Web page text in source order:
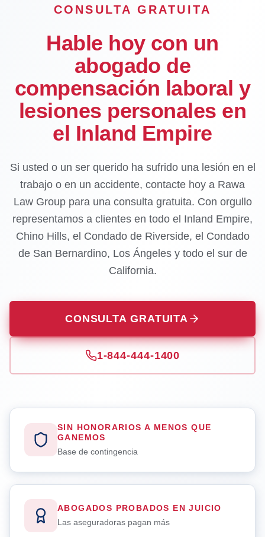
CONSULTA GRATUITA
Hable hoy con un
abogado de
compensación laboral y
lesiones personales en
el Inland Empire
Si usted o un ser querido ha sufrido una lesión en el
trabajo o en un accidente, contacte hoy a Rawa
Law Group para una consulta gratuita. Con orgullo
representamos a clientes en todo el Inland Empire,
Chino Hills, el Condado de Riverside, el Condado
de San Bernardino, Los Ángeles y todo el sur de
California.
CONSULTA GRATUITA
1-844-444-1400
SIN HONORARIOS A MENOS QUE
GANEMOS
Base de contingencia
ABOGADOS PROBADOS EN JUICIO
Las aseguradoras pagan más